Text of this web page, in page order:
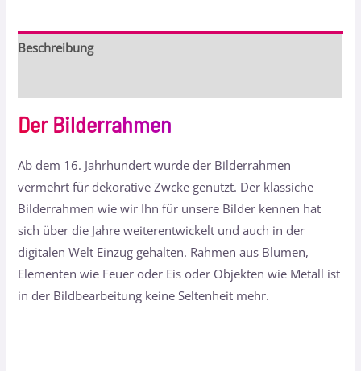
Beschreibung
Der Bilderrahmen
Ab dem 16. Jahrhundert wurde der Bilderrahmen
vermehrt für dekorative Zwcke genutzt. Der klassiche
Bilderrahmen wie wir Ihn für unsere Bilder kennen hat
sich über die Jahre weiterentwickelt und auch in der
digitalen Welt Einzug gehalten. Rahmen aus Blumen,
Elementen wie Feuer oder Eis oder Objekten wie Metall ist
in der Bildbearbeitung keine Seltenheit mehr.